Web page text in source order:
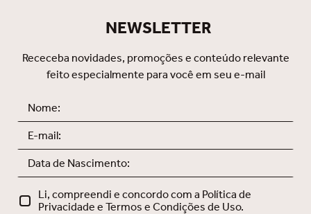
NEWSLETTER
Receceba novidades, promoções e conteúdo relevante
feito especialmente para você em seu e-mail
Li, compreendi e concordo com a Política de
Privacidade e Termos e Condições de Uso.